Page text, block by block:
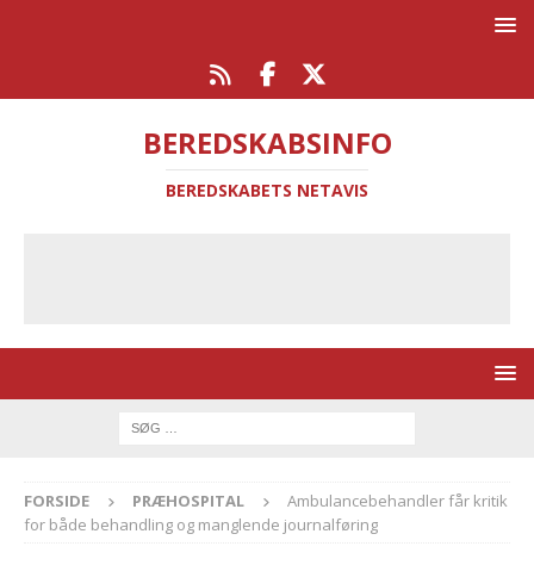
BEREDSKABSINFO
BEREDSKABETS NETAVIS
FORSIDE PRÆHOSPITAL
Ambulancebehandler får kritik
for både behandling og manglende journalføring